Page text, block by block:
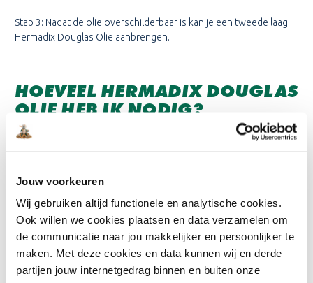
Jouw voorkeuren
Wij gebruiken altijd functionele en analytische cookies.
Ook willen we cookies plaatsen en data verzamelen om
de communicatie naar jou makkelijker en persoonlijker te
maken. Met deze cookies en data kunnen wij en derde
partijen jouw internetgedrag binnen en buiten onze
Stap 3: Nadat de olie overschilderbaar is kan je een tweede laag
Hermadix Douglas Olie aanbrengen.
HOEVEEL HERMADIX DOUGLAS
OLIE HEB IK NODIG?
Allereerst is het belangrijk te benoemen dat wij aanraden twee
schilderen. Het oppervlak wat je wilt schilderen moet je dus delen
door 8.
Wil je bijvoorbeeld een houten gevel met een oppervlak van
10m² met twee lagen bedekken? Dan heb je 20m²/8=2,5 liter
Hermadix Douglas Olie nodig. Om de gevel van 10² twee keer te